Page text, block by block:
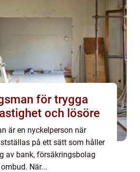
för trygga
och lösöre
är en nyckelperson när
på ett sätt som håller
av bank, försäkringsbolag
När...